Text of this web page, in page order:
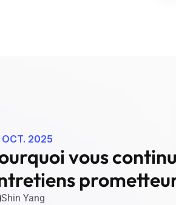
2025
vous
Shin Yang